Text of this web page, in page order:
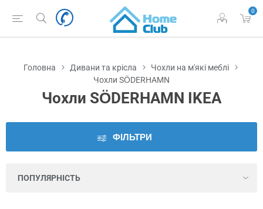
0
Наявність
Ціна
Головна Дивани та крісла
Чохли на м'які меблі
Чохли SÖDERHAMN
Чохли SÖDERHAMN IKEA
ФІЛЬТРИ